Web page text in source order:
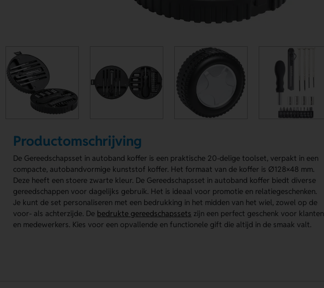
Productomschrijving
De Gereedschapsset in autoband koffer is een praktische 20-delige toolset, verpakt in een
compacte, autobandvormige kunststof koffer. Het formaat van de koffer is Ø128×48 mm.
Deze heeft een stoere zwarte kleur. De Gereedschapsset in autoband koffer biedt diverse
gereedschappen voor dagelijks gebruik. Het is ideaal voor promotie en relatiegeschenken.
Je kunt de set personaliseren met een bedrukking in het midden van het wiel, zowel op de
voor- als achterzijde. De bedrukte gereedschapssets zijn een perfect geschenk voor klanten
en medewerkers. Kies voor een opvallende en functionele gift die altijd in de smaak valt.